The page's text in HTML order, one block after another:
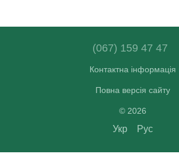
(067) 159 47 47
Контактна інформація
Повна версія сайту
© 2026
Укр Рус